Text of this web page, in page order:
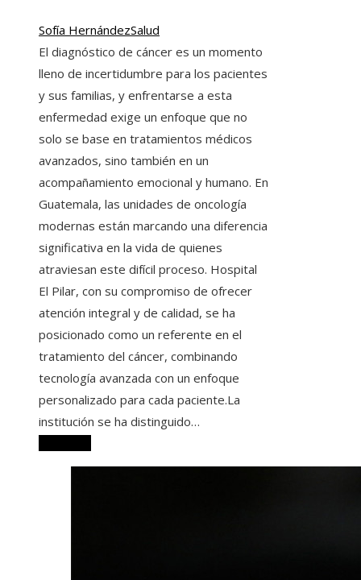
Sofía HernándezSalud
El diagnóstico de cáncer es un momento
lleno de incertidumbre para los pacientes
y sus familias, y enfrentarse a esta
enfermedad exige un enfoque que no
solo se base en tratamientos médicos
avanzados, sino también en un
acompañamiento emocional y humano. En
Guatemala, las unidades de oncología
modernas están marcando una diferencia
significativa en la vida de quienes
atraviesan este difícil proceso. Hospital
El Pilar, con su compromiso de ofrecer
atención integral y de calidad, se ha
posicionado como un referente en el
tratamiento del cáncer, combinando
tecnología avanzada con un enfoque
personalizado para cada paciente.La
institución se ha distinguido…